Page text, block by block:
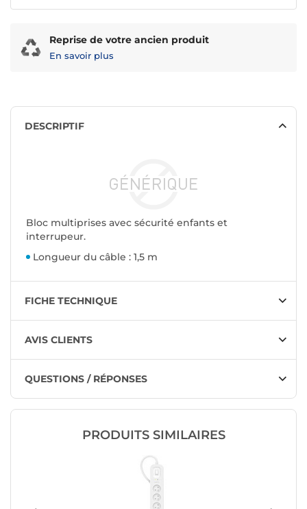
Reprise de votre ancien produit
En savoir plus
DESCRIPTIF
Bloc multiprises avec sécurité enfants et
interrupeur.
Longueur du câble : 1,5 m
FICHE TECHNIQUE
AVIS CLIENTS
QUESTIONS / RÉPONSES
PRODUITS SIMILAIRES